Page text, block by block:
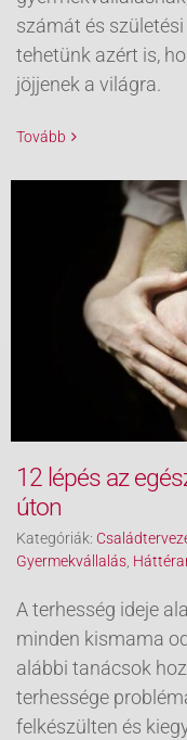
számát és
tehetünk azért is,
jöjjenek a világra.
Tovább
12 lépés az
úton
Kategóriák:
Gyermekvállalás
A terhesség ideje
minden kismama
alábbi tanácsok
terhessége
felkészülten és